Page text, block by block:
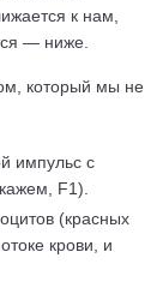
к нам,
— ниже.
который мы не
импульс с
F1).
(красных
крови, и